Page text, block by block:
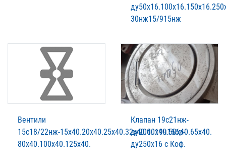
30нж15/915нж
Вентили
15с18/22нж-15х40.20х40.25х40.32х40.40х40.50х40.65х40.
80х40.100х40.125х40.
Клапан 19с21нж-
ду200. 19ч16бр-
ду250х16 с Коф.